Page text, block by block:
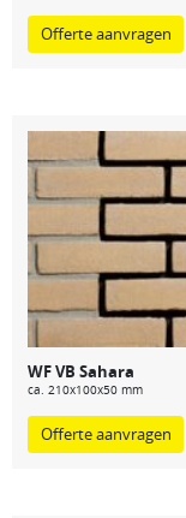
Offerte aanvragen
WF VB Sahara
ca. 210x100x50 mm
Offerte aanvragen